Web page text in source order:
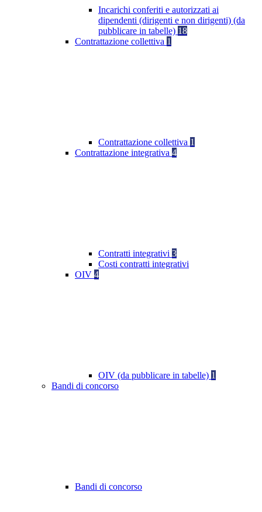
Incarichi conferiti e autorizzati ai
dipendenti (dirigenti e non dirigenti) (da
pubblicare in tabelle) 18
Contrattazione collettiva 1
Contrattazione collettiva 1
Contrattazione integrativa 4
Contratti integrativi 3
Costi contratti integrativi
OIV 4
OIV (da pubblicare in tabelle) 1
Bandi di concorso
Bandi di concorso